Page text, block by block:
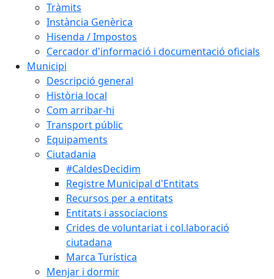
Tràmits
Instància Genèrica
Hisenda / Impostos
Cercador d'informació i documentació oficials
Municipi
Descripció general
Història local
Com arribar-hi
Transport públic
Equipaments
Ciutadania
#CaldesDecidim
Registre Municipal d'Entitats
Recursos per a entitats
Entitats i associacions
Crides de voluntariat i col.laboració
ciutadana
Marca Turística
Menjar i dormir